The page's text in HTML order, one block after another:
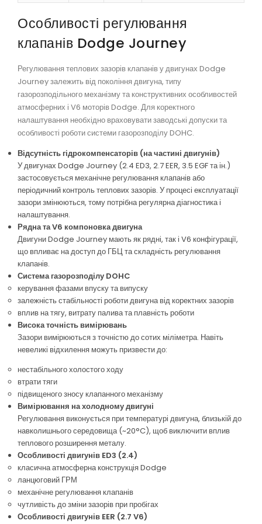
Особливості регулювання
клапанів Dodge Journey
Регулювання теплових зазорів клапанів у двигунах Dodge
Journey залежить від покоління двигуна, типу
газорозподільного механізму та конструктивних особливостей
атмосферних і V6 моторів Dodge. Для коректного
налаштування необхідно враховувати заводські допуски та
особливості роботи системи газорозподілу DOHC.
Відсутність гідрокомпенсаторів (на частині двигунів)
У двигунах Dodge Journey (2.4 ED3, 2.7 EER, 3.5 EGF та ін.)
застосовується механічне регулювання клапанів або
періодичний контроль теплових зазорів. У процесі експлуатації
зазори змінюються, тому потрібна регулярна діагностика і
налаштування.
Рядна та V6 компоновка двигуна
Двигуни Dodge Journey мають як рядні, так і V6 конфігурації,
що впливає на доступ до ГБЦ та складність регулювання
клапанів.
Система газорозподілу DOHC
керування фазами впуску та випуску
залежність стабільності роботи двигуна від коректних зазорів
вплив на тягу, витрату палива та плавність роботи
Висока точність вимірювань
Зазори вимірюються з точністю до сотих міліметра. Навіть
невеликі відхилення можуть призвести до:
нестабільного холостого ходу
втрати тяги
підвищеного зносу клапанного механізму
Вимірювання на холодному двигуні
Регулювання виконується при температурі двигуна, близькій до
навколишнього середовища (~20°C), щоб виключити вплив
теплового розширення металу.
Особливості двигунів ED3 (2.4)
класична атмосферна конструкція Dodge
ланцюговий ГРМ
механічне регулювання клапанів
чутливість до зміни зазорів при пробігах
Особливості двигунів EER (2.7 V6)